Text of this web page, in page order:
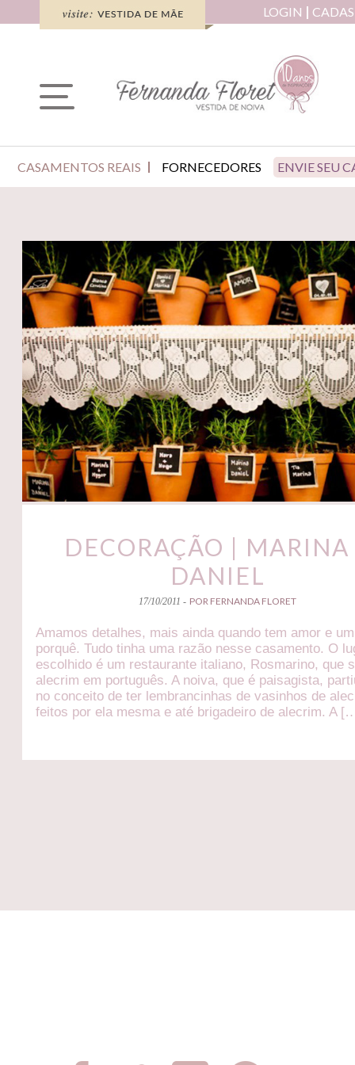
LOGIN
CASAMENTOS REAIS FORNECEDORES ENVIE SEU
DECORAÇÃO | MARINA
DANIEL
17/10/2011 - POR FERNANDA FLORET
Amamos detalhes, mais ainda quando tem amor e um
porquê. Tudo tinha uma razão nesse casamento. O
escolhido é um restaurante italiano, Rosmarino, que
alecrim em português. A noiva, que é paisagista,
no conceito de ter lembrancinhas de vasinhos de
feitos por ela mesma e até brigadeiro de alecrim. A